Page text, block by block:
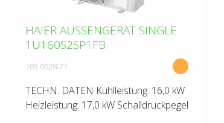
HAIER AUSSENGERÄT SINGLE
1U160S2SP1FB
103.0028/21
TECHN. DATEN Kühlleistung: 16,0 kW
Heizleistung: 17,0 kW Schalldruckpegel